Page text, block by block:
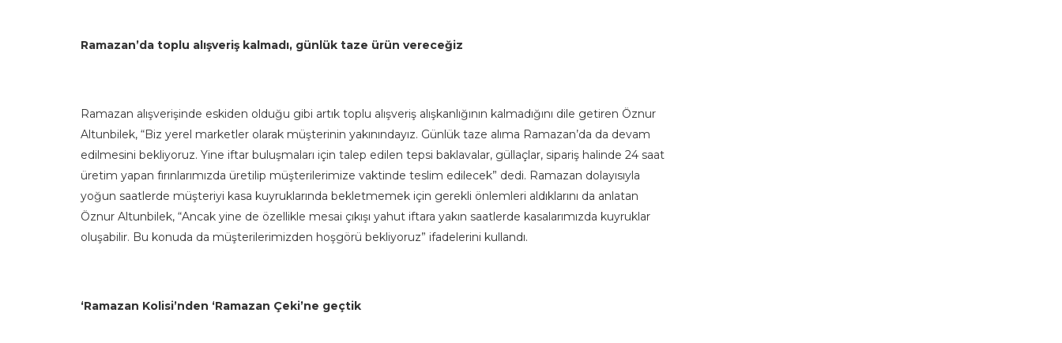
Ramazan’da toplu alışveriş kalmadı, günlük taze ürün vereceğiz
Ramazan alışverişinde eskiden olduğu gibi artık toplu alışveriş alışkanlığının kalmadığını dile getiren Öznur
Altunbilek, “Biz yerel marketler olarak müşterinin yakınındayız. Günlük taze alıma Ramazan’da da devam
edilmesini bekliyoruz. Yine iftar buluşmaları için talep edilen tepsi baklavalar, güllaçlar, sipariş halinde 24 saat
üretim yapan fırınlarımızda üretilip müşterilerimize vaktinde teslim edilecek” dedi. Ramazan dolayısıyla
yoğun saatlerde müşteriyi kasa kuyruklarında bekletmemek için gerekli önlemleri aldıklarını da anlatan
Öznur Altunbilek, “Ancak yine de özellikle mesai çıkışı yahut iftara yakın saatlerde kasalarımızda kuyruklar
oluşabilir. Bu konuda da müşterilerimizden hoşgörü bekliyoruz” ifadelerini kullandı.
‘Ramazan Kolisi’nden ‘Ramazan Çeki’ne geçtik